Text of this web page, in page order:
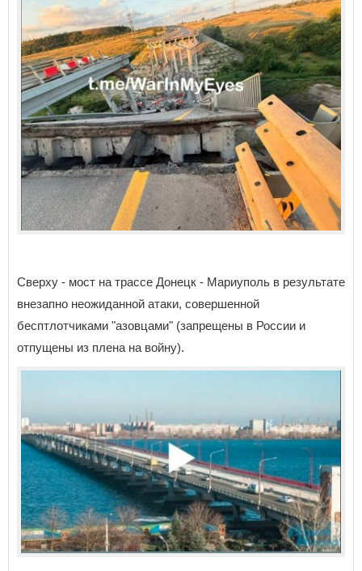
Сверху - мост на трассе Донецк - Мариуполь в результате
внезапно неожиданной атаки, совершенной
бесптлотчиками "азовцами" (запрещены в России и
отпущены из плена на войну).